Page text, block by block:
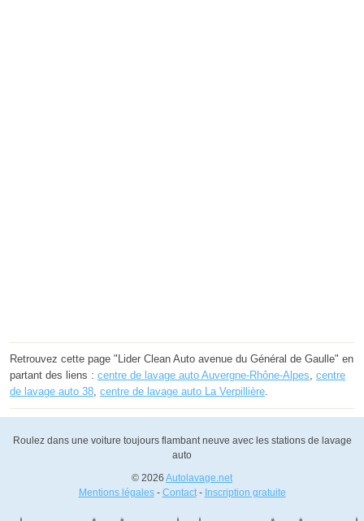
Retrouvez cette page "Lider Clean Auto avenue du Général de Gaulle" en
partant des liens : centre de lavage auto Auvergne-Rhône-Alpes centre
de lavage auto 38 centre de lavage auto La Verpillière
Roulez dans une voiture toujours flambant neuve avec les stations de lavage
auto
© 2026 Autolavage.net
Mentions légales- Contact- Inscription gratuite